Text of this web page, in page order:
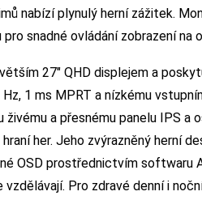
nabízí plynulý herní zážitek.
snadné ovládání zobrazení na
27″ QHD displejem a
1 ms MPRT a nízkému
živému a přesnému panelu IPS a
her. Jeho zvýrazněný herní
OSD prostřednictvím softwaru
Pro zdravé denní i